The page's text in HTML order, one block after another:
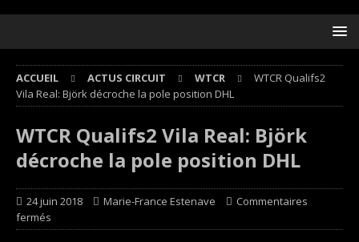
ACCUEIL ACTUS CIRCUIT WTCR
WTCR Qualifs2
Vila Real: Björk décroche la pole position DHL
WTCR Qualifs2 Vila Real: Björk
décroche la pole position DHL
24 juin 2018 Marie-France Estenave
Commentaires
fermés